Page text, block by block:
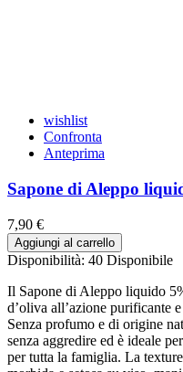
wishlist
Confronta
Anteprima
Sapone di Aleppo
7,90 €
Aggiungi al carrello
Disponibilità: 40 Disponibile
Il Sapone di Aleppo liquido
d’oliva all’azione purificante
Senza profumo e di origine
senza aggredire ed è ideale
per tutta la famiglia. La